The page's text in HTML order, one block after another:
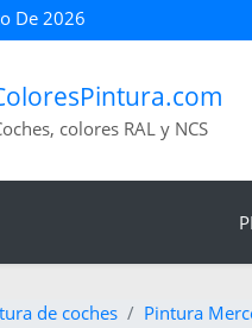
De 2026
colores RAL y NCS
de coches Pintura